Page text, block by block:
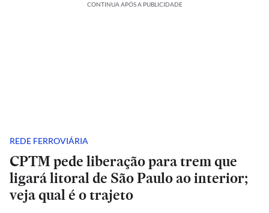
CONTINUA APÓS A PUBLICIDADE
REDE FERROVIÁRIA
CPTM pede liberação para trem que
ligará litoral de São Paulo ao interior;
veja qual é o trajeto